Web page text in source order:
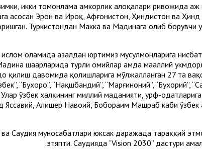
икки томонлама ҳамкорлик алоқалари ривожида
асосан Эрон ва Ироқ, Афғонистон, Ҳиндистон ва Ҳинд
Туркистондан Макка ва Мадинага олиб
оламида азалдан юртимиз мусулмонларига
шаҳарларида турли ҳомийлар ҳамда маҳаллий
қилиш давомида қолишларига мўлжалланган 27 та
“Бухоро”, “Нақшбандий”, “Марғиноний”,
Улар ўзбек халқининг миллий маданияти, урф-
Яссавий, Алишер Навоий, Бобораҳим Машраб каби
ва Саудия муносабатлари юксак даражада тараққий
этяпти. Саудияда “Vision 2030” дастури